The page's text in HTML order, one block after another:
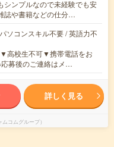
シンプルなので未経験でも安
や書籍などの仕分…
ソコンスキル不要 / 英語力不
高校生不可▼携帯電話をお
募後のご連絡はメ…
詳しく見る
コムグループ）